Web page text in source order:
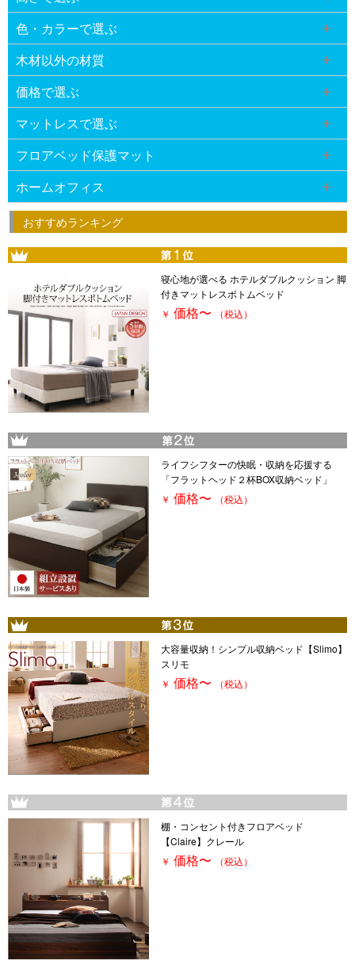
色・カラーで選ぶ
木材以外の材質
価格で選ぶ
マットレスで選ぶ
フロアベッド保護マット
ホームオフィス
おすすめランキング
寝心地が選べる ホテルダブルクッション 脚
付きマットレスボトムベッド
￥ 価格〜 （税込）
ライフシフターの快眠・収納を応援する
「フラットヘッド２杯BOX収納ベッド」
￥ 価格〜 （税込）
大容量収納！シンプル収納ベッド【Slimo】
スリモ
￥ 価格〜 （税込）
棚・コンセント付きフロアベッド
【Claire】クレール
￥ 価格〜 （税込）